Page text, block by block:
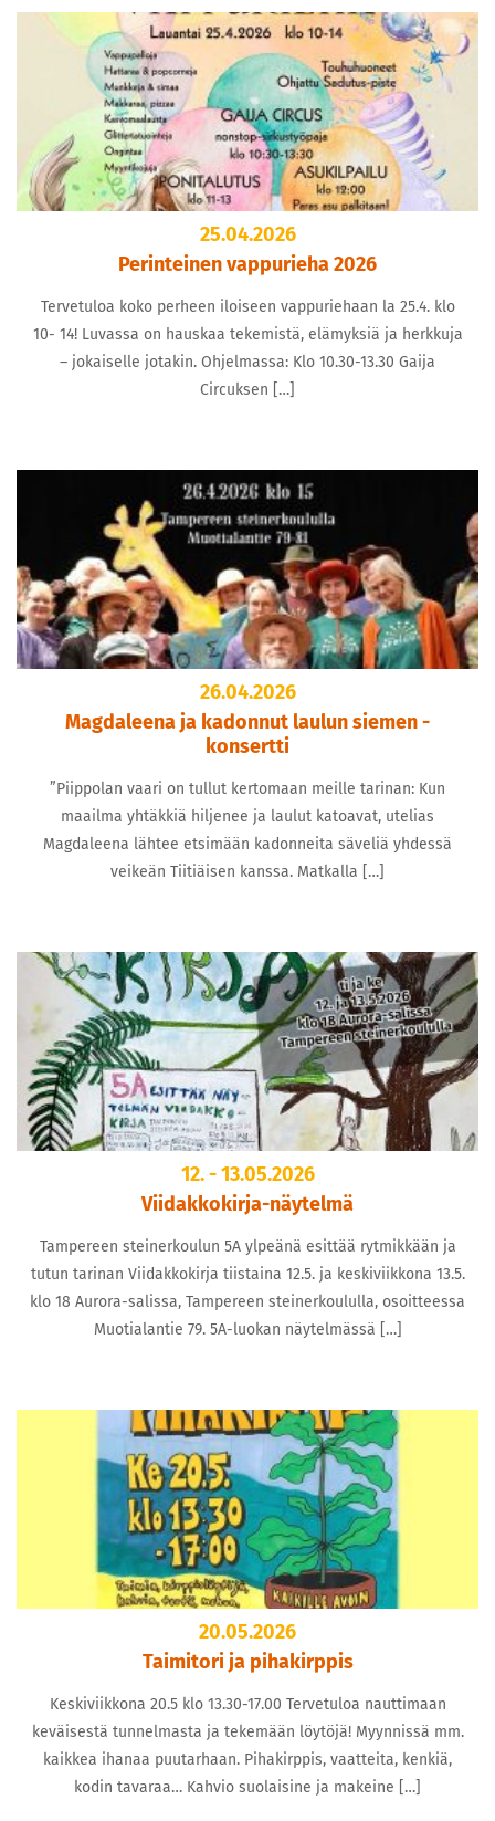
25.04.2026
Perinteinen vappurieha 2026
Tervetuloa koko perheen iloiseen vappuriehaan la 25.4. klo
10- 14! Luvassa on hauskaa tekemistä, elämyksiä ja herkkuja
– jokaiselle jotakin. Ohjelmassa: Klo 10.30-13.30 Gaija
Circuksen […]
26.04.2026
Magdaleena ja kadonnut laulun siemen -
konsertti
”Piippolan vaari on tullut kertomaan meille tarinan: Kun
maailma yhtäkkiä hiljenee ja laulut katoavat, utelias
Magdaleena lähtee etsimään kadonneita säveliä yhdessä
veikeän Tiitiäisen kanssa. Matkalla […]
12. - 13.05.2026
Viidakkokirja-näytelmä
Tampereen steinerkoulun 5A ylpeänä esittää rytmikkään ja
tutun tarinan Viidakkokirja tiistaina 12.5. ja keskiviikkona 13.5.
klo 18 Aurora-salissa, Tampereen steinerkoululla, osoitteessa
Muotialantie 79. 5A-luokan näytelmässä […]
20.05.2026
Taimitori ja pihakirppis
Keskiviikkona 20.5 klo 13.30-17.00 Tervetuloa nauttimaan
keväisestä tunnelmasta ja tekemään löytöjä! Myynnissä mm.
kaikkea ihanaa puutarhaan. Pihakirppis, vaatteita, kenkiä,
kodin tavaraa… Kahvio suolaisine ja makeine […]